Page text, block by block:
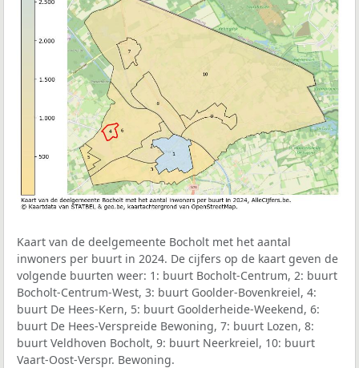
Kaart van de deelgemeente Bocholt met het aantal
inwoners per buurt in 2024. De cijfers op de kaart geven de
volgende buurten weer: 1: buurt Bocholt-Centrum, 2: buurt
Bocholt-Centrum-West, 3: buurt Goolder-Bovenkreiel, 4:
buurt De Hees-Kern, 5: buurt Goolderheide-Weekend, 6:
buurt De Hees-Verspreide Bewoning, 7: buurt Lozen, 8:
buurt Veldhoven Bocholt, 9: buurt Neerkreiel, 10: buurt
Vaart-Oost-Verspr. Bewoning.